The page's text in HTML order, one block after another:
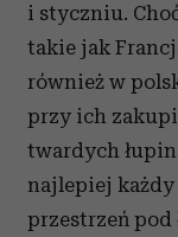
i styczniu.
takie jak
również w
przy ich
twardych
najlepiej
przestrzeń pod